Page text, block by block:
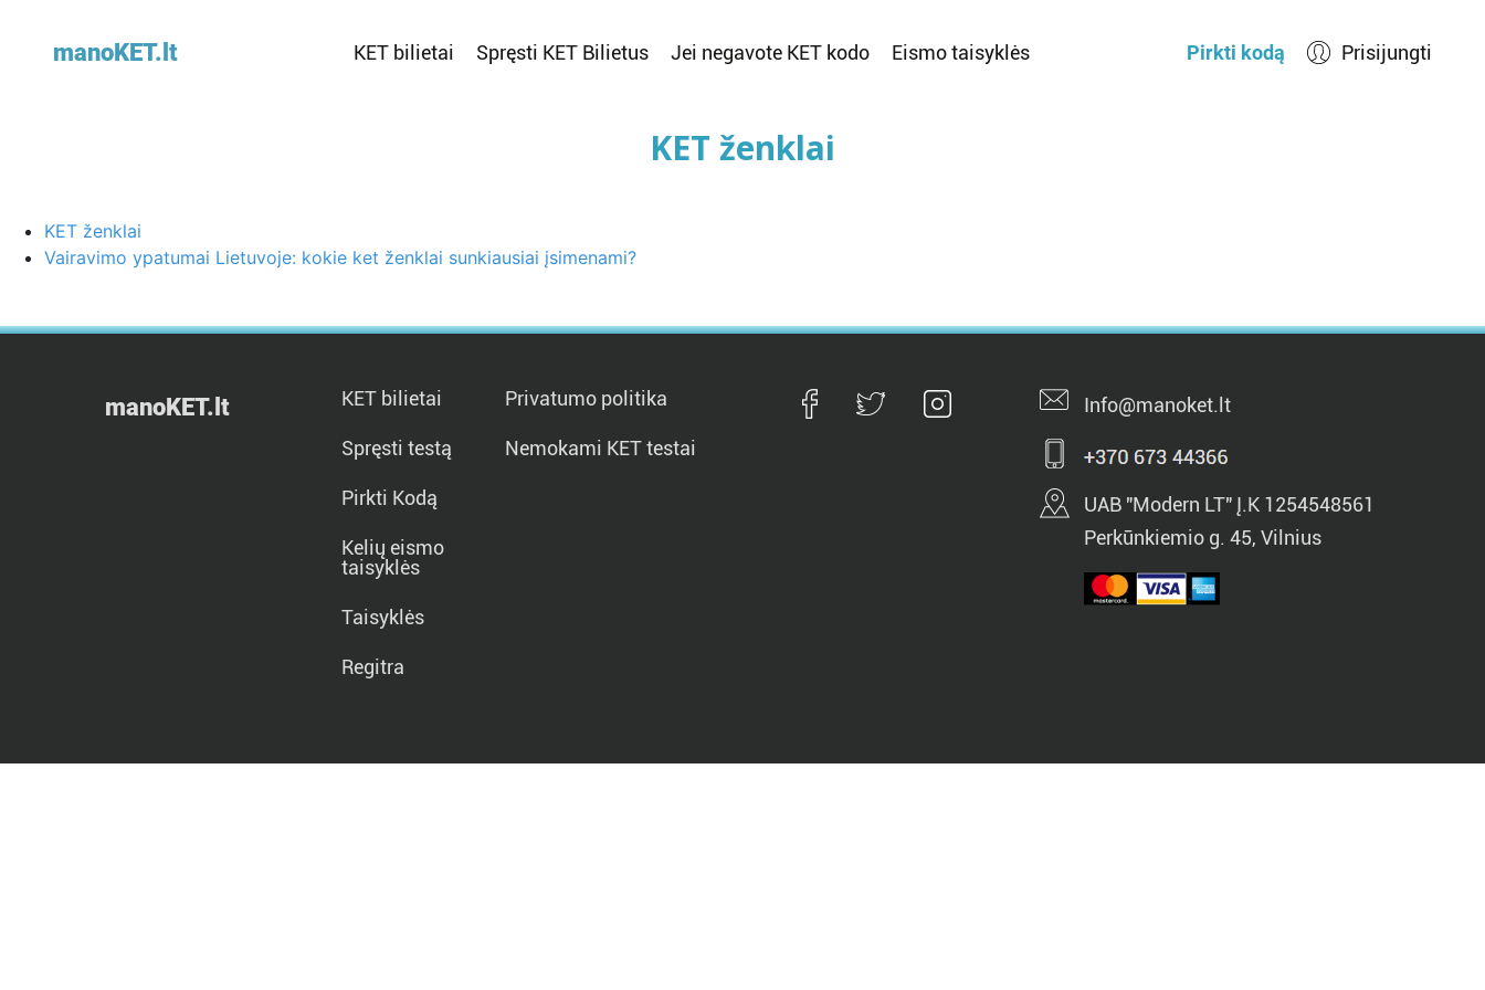
manoKET.lt KET bilietai Spręsti KET Bilietus Jei negavote KET kodo Eismo taisyklės Pirkti kodą Prisijungti
KET ženklai
KET ženklai
Vairavimo ypatumai Lietuvoje: kokie ket ženklai sunkiausiai įsimenami?
manoKET.lt KET bilietai
Spręsti testą
Pirkti Kodą
Kelių eismo
taisyklės
Taisyklės
Regitra
Privatumo politika
Nemokami KET testai
Info@manoket.lt
UAB "Modern LT" Į.K 1254548561
Perkūnkiemio g. 45, Vilnius